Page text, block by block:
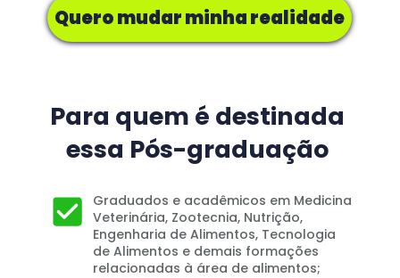
Quero mudar minha realidade
Para quem é destinada
essa Pós-graduação
Graduados e acadêmicos em Medicina
Veterinária, Zootecnia, Nutrição,
Engenharia de Alimentos, Tecnologia
de Alimentos e demais formações
relacionadas à área de alimentos;